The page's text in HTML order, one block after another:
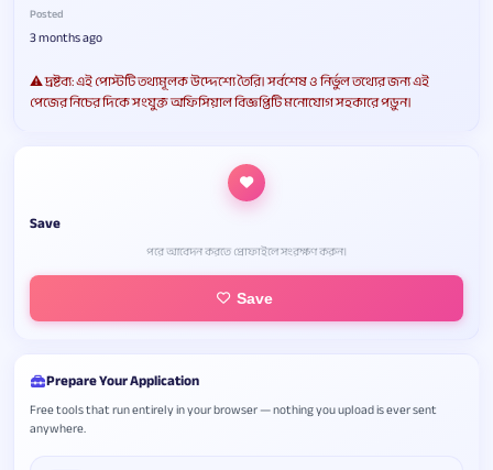
Posted
3 months ago
⚠️ দ্রষ্টব্য: এই পোস্টটি তথ্যমূলক উদ্দেশ্যে তৈরি। সর্বশেষ ও নির্ভুল তথ্যের জন্য এই
পেজের নিচের দিকে সংযুক্ত অফিসিয়াল বিজ্ঞপ্তিটি মনোযোগ সহকারে পড়ুন।
Save
পরে আবেদন করতে প্রোফাইলে সংরক্ষণ করুন।
Save
Prepare Your Application
Free tools that run entirely in your browser — nothing you upload is ever sent
anywhere.